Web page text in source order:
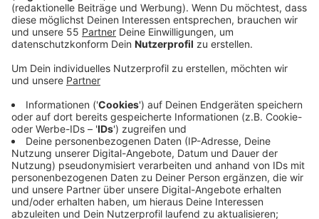
Bei uns in der Region liegt die Bergische
Heideterrasse, die wichtig für die CO2 -
Speicherung ist und entsprechend geschützt
Veröffentlicht:Sonntag, 24.11.2024 08:40